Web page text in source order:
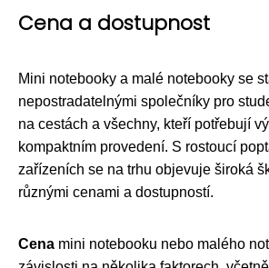
Cena a dostupnost
Mini notebooky a malé notebooky se
nepostradatelnými společníky pro
na cestách a všechny, kteří potřebují
kompaktním provedení. S rostoucí
zařízeních se na trhu objevuje široká
různými cenami a dostupností.
Cena mini notebooku nebo malého